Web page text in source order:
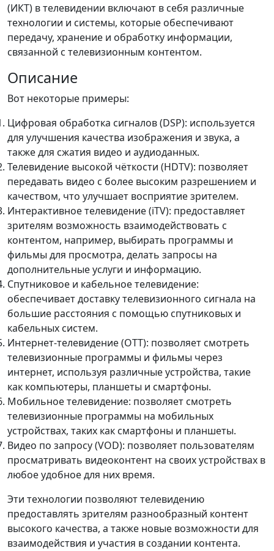
(ИКТ) в телевидении включают в себя различные
технологии и системы, которые обеспечивают
передачу, хранение и обработку информации,
связанной с телевизионным контентом.
Описание
Вот некоторые примеры:
Цифровая обработка сигналов (DSP): используется
для улучшения качества изображения и звука, а
также для сжатия видео и аудиоданных.
Телевидение высокой чёткости (HDTV): позволяет
передавать видео с более высоким разрешением и
качеством, что улучшает восприятие зрителем.
Интерактивное телевидение (iTV): предоставляет
зрителям возможность взаимодействовать с
контентом, например, выбирать программы и
фильмы для просмотра, делать запросы на
дополнительные услуги и информацию.
Спутниковое и кабельное телевидение:
обеспечивает доставку телевизионного сигнала на
большие расстояния с помощью спутниковых и
кабельных систем.
Интернет-телевидение (OTT): позволяет смотреть
телевизионные программы и фильмы через
интернет, используя различные устройства, такие
как компьютеры, планшеты и смартфоны.
Мобильное телевидение: позволяет смотреть
телевизионные программы на мобильных
устройствах, таких как смартфоны и планшеты.
Видео по запросу (VOD): позволяет пользователям
просматривать видеоконтент на своих устройствах в
любое удобное для них время.
Эти технологии позволяют телевидению
предоставлять зрителям разнообразный контент
высокого качества, а также новые возможности для
взаимодействия и участия в создании контента.